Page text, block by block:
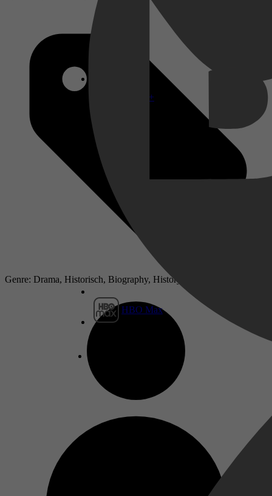
Disney+
HBO Max
Genre: Drama, Historisch, Biography, History